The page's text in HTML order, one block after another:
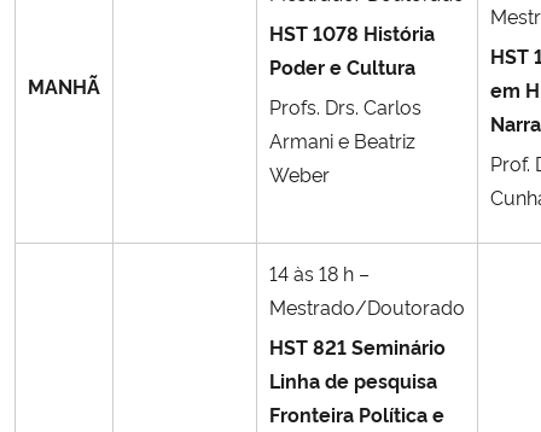
Ministério da Mulher, da Família e dos Direitos Humanos
MANHÃ
HST 1078 História
Poder e Cultura
Profs. Drs. Carlos
Armani e Beatriz
Weber
HST
em
Prof.
14 às 18 h –
Mestrado/Doutorado
HST 821 Seminário
Linha de pesquisa
Fronteira Política e